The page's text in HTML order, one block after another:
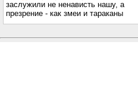
заслужили не ненависть нашу, а
презрение - как змеи и тараканы